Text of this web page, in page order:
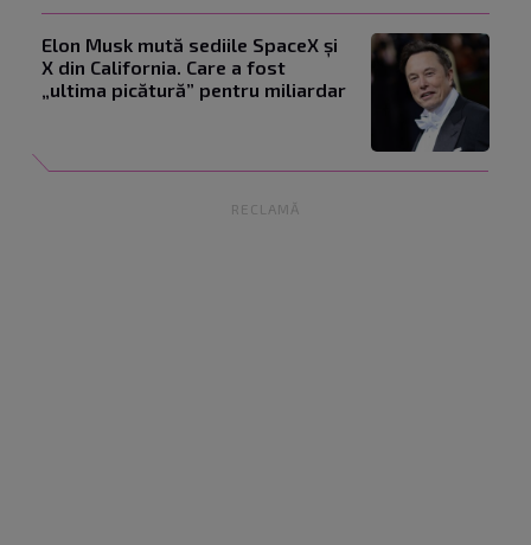
Elon Musk mută sediile SpaceX și
X din California. Care a fost
„ultima picătură” pentru miliardar
RECLAMĂ